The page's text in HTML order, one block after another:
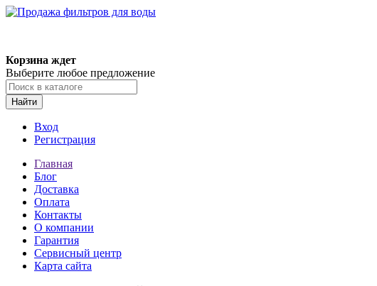
Корзина ждет
Выберите любое предложение
Найти
Вход
Регистрация
Главная
Блог
Доставка
Оплата
Контакты
О компании
Гарантия
Сервисный центр
Карта сайта